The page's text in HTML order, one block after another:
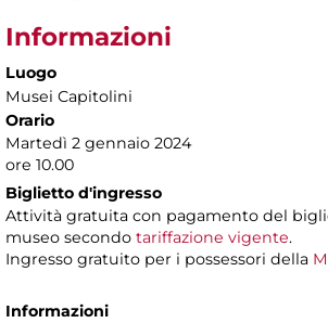
Informazioni
Luogo
Musei Capitolini
Orario
Martedì 2 gennaio 2024
ore 10.00
Biglietto d'ingresso
Attività gratuita con pagamento del
museo secondo tariffazione vigente.
Ingresso gratuito per i possessori della
Informazioni